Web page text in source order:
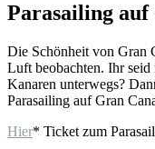
Parasailing
Die Schönheit von Gran
Luft beobachten. Ihr seid
Kanaren unterwegs?
Parasailing auf Gran
Hier* Ticket zum